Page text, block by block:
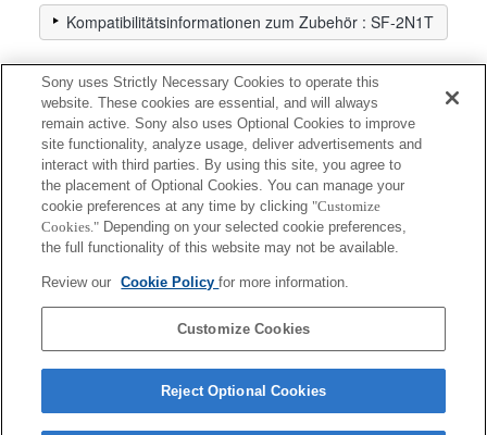
Kompatibilitätsinformationen zum Zubehör : SF-2N1T
Bloggie
Vollständig kompatibel
Kompatibel, aber mit Einschränkungen
MHS-PM5
MHS-CM5
Sony uses Strictly Necessary Cookies to operate this
website. These cookies are essential, and will always
remain active. Sony also uses Optional Cookies to improve
site functionality, analyze usage, deliver advertisements and
interact with third parties. By using this site, you agree to
the placement of Optional Cookies. You can manage your
cookie preferences at any time by clicking "Customize
Cookies." Depending on your selected cookie preferences,
the full functionality of this website may not be available.
Review our Cookie Policyfor more information.
Customize Cookies
Reject Optional Cookies